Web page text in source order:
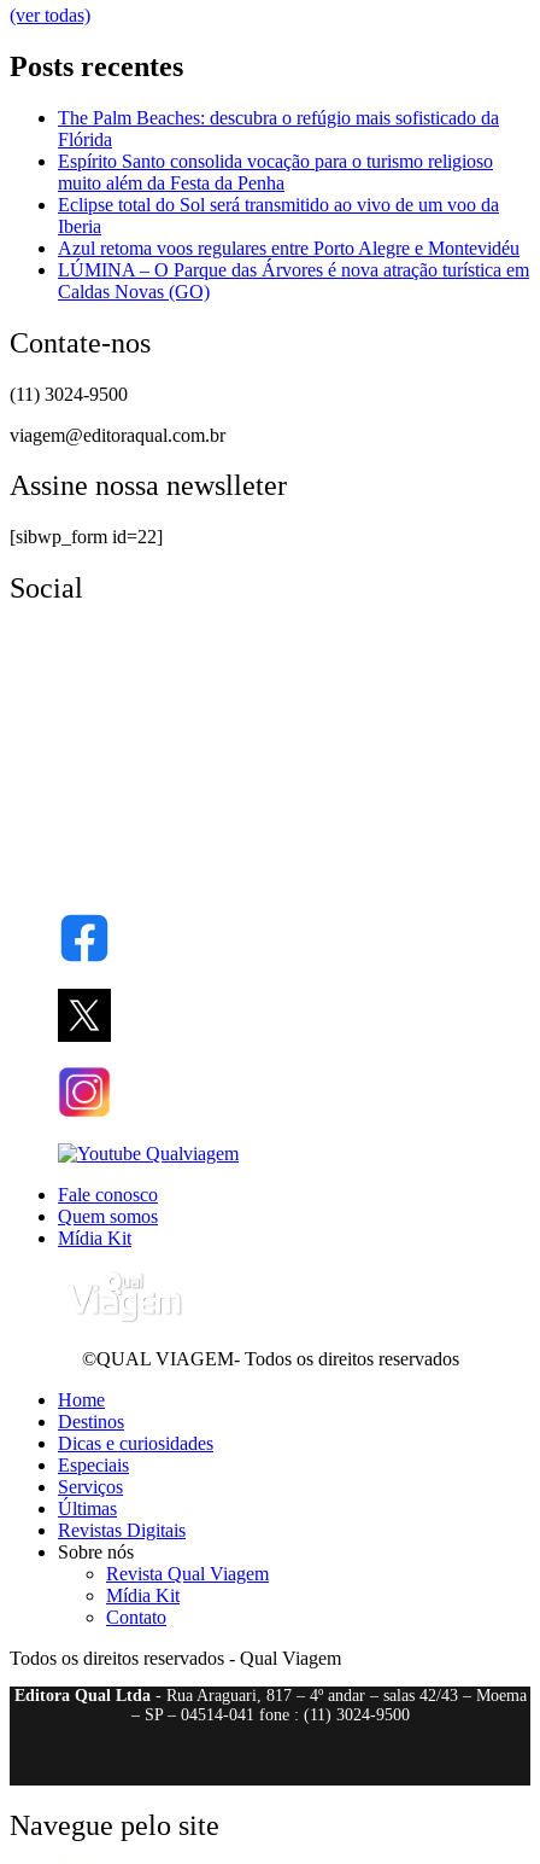
(ver todas)
Posts recentes
The Palm Beaches: descubra o refúgio mais sofisticado da
Flórida
Espírito Santo consolida vocação para o turismo religioso
muito além da Festa da Penha
Eclipse total do Sol será transmitido ao vivo de um voo da
Iberia
Azul retoma voos regulares entre Porto Alegre e Montevidéu
LÚMINA – O Parque das Árvores é nova atração turística em
Caldas Novas (GO)
Contate-nos
(11) 3024-9500
viagem@editoraqual.com.br
Assine nossa newslleter
[sibwp_form id=22]
Social
Fale conosco
Quem somos
Mídia Kit
©QUAL VIAGEM- Todos os direitos reservados
Home
Destinos
Dicas e curiosidades
Especiais
Serviços
Últimas
Revistas Digitais
Sobre nós
Revista Qual Viagem
Mídia Kit
Contato
Todos os direitos reservados - Qual Viagem
Editora Qual Ltda- Rua Araguari, 817 – 4º andar – salas 42/43 – Moema
– SP – 04514-041 fone : (11) 3024-9500
Navegue pelo site